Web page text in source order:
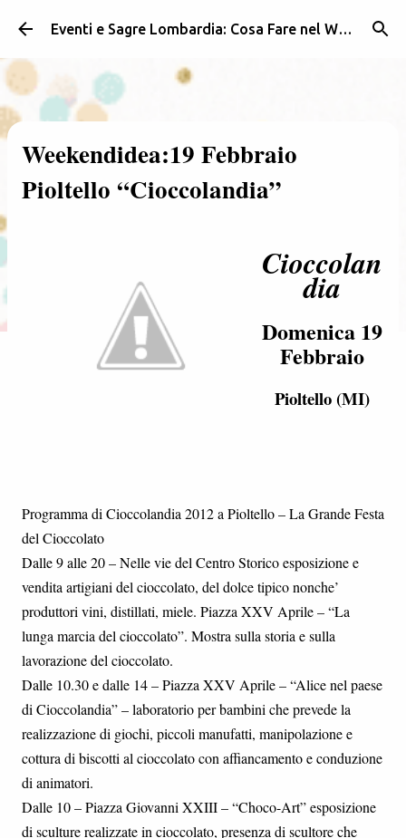
Passa ai contenuti principali Eventi e Sagre Lombardia: Cosa Fare nel Weekend | Weekendidea
Weekendidea:19 Febbraio
Pioltello “Cioccolandia”
Cioccolan
dia
Domenica 19
Febbraio
Pioltello (MI)
Programma di Cioccolandia 2012 a Pioltello – La Grande Festa
del Cioccolato
Dalle 9 alle 20 – Nelle vie del Centro Storico esposizione e
vendita artigiani del cioccolato, del dolce tipico nonche’
produttori vini, distillati, miele. Piazza XXV Aprile – “La
lunga marcia del cioccolato”. Mostra sulla storia e sulla
lavorazione del cioccolato.
Dalle 10.30 e dalle 14 – Piazza XXV Aprile – “Alice nel paese
di Cioccolandia” – laboratorio per bambini che prevede la
realizzazione di giochi, piccoli manufatti, manipolazione e
cottura di biscotti al cioccolato con affiancamento e conduzione
di animatori.
Dalle 10 – Piazza Giovanni XXIII – “Choco-Art” esposizione
di sculture realizzate in cioccolato, presenza di scultore che